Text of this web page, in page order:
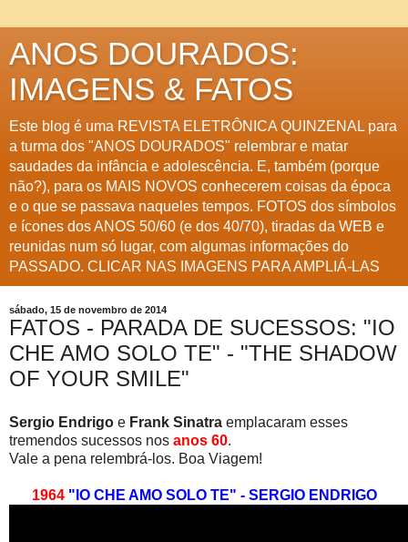
ANOS DOURADOS:
IMAGENS & FATOS
Este blog é uma REVISTA ELETRÔNICA QUINZENAL para
a turma dos "ANOS DOURADOS" relembrar e matar
saudades da infância e adolescência. E, também (porque
não?), para os MAIS NOVOS conhecerem coisas da época
e o que se passava naqueles tempos. FOTOS dos símbolos
e ícones dos ANOS 50/60 (e dos 40/70), tiradas da WEB e
reunidas num só lugar, com algumas informações do
PASSADO. CLICAR NAS IMAGENS PARA AMPLIÁ-LAS
sábado, 15 de novembro de 2014
FATOS - PARADA DE SUCESSOS: "IO
CHE AMO SOLO TE" - "THE SHADOW
OF YOUR SMILE"
Sergio Endrigo e Frank Sinatra emplacaram esses
tremendos sucessos nos anos 60.
Vale a pena relembrá-los. Boa Viagem!
1964"IO CHE AMO SOLO TE" - SERGIO ENDRIGO